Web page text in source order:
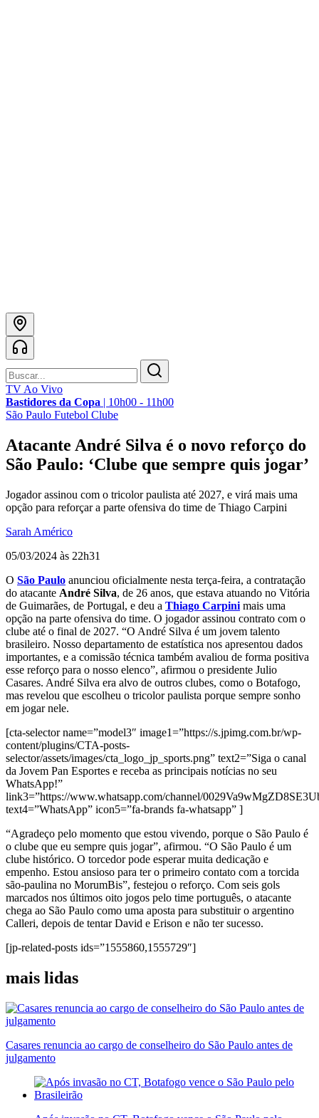
TV Ao Vivo
Bastidores da Copa | 10h00 - 11h00
São Paulo Futebol Clube
Atacante André Silva é o novo reforço do
São Paulo: ‘Clube que sempre quis jogar’
Jogador assinou com o tricolor paulista até 2027, e virá mais uma
opção para reforçar a parte ofensiva do time de Thiago Carpini
Sarah Américo
05/03/2024 às 22h31
O São Paulo anunciou oficialmente nesta terça-feira, a contratação
do atacante André Silva, de 26 anos, que estava atuando no Vitória
de Guimarães, de Portugal, e deu a Thiago Carpini mais uma
opção na parte ofensiva do time. O jogador assinou contrato com o
clube até o final de 2027. “O André Silva é um jovem talento
brasileiro. Nosso departamento de estatística nos apresentou dados
importantes, e a comissão técnica também avaliou de forma positiva
esse reforço para o nosso elenco”, afirmou o presidente Julio
Casares. André Silva era alvo de outros clubes, como o Botafogo,
mas revelou que escolheu o tricolor paulista porque sempre sonho
em jogar nele.
[cta-selector name=”model3″ image1=”https://s.jpimg.com.br/wp-
content/plugins/CTA-posts-
selector/assets/images/cta_logo_jp_sports.png” text2=”Siga o canal
da Jovem Pan Esportes e receba as principais notícias no seu
WhatsApp!”
link3=”https://www.whatsapp.com/channel/
text4=”WhatsApp” icon5=”fa-brands fa-whatsapp” ]
“Agradeço pelo momento que estou vivendo, porque o São Paulo é
o clube que eu sempre quis jogar”, afirmou. “O São Paulo é um
clube histórico. O torcedor pode esperar muita dedicação e
empenho. Estou ansioso para ter o primeiro contato com a torcida
são-paulina no MorumBis”, festejou o reforço. Com seis gols
marcados nos últimos oito jogos pelo time português, o atacante
chega ao São Paulo como uma aposta para substituir o argentino
Calleri, depois de tentar David e Erison e não ter sucesso.
[jp-related-posts ids=”1555860,1555729″]
mais lidas
Casares renuncia ao cargo de conselheiro do São Paulo antes de
julgamento